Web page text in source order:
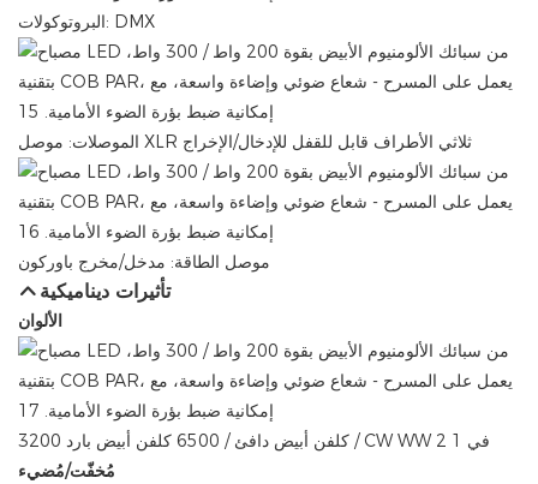
البروتوكولات: DMX
الموصلات: موصل XLR ثلاثي الأطراف قابل للقفل للإدخال/الإخراج
موصل الطاقة: مدخل/مخرج باوركون
تأثيرات ديناميكية
الألوان
3200 كلفن أبيض دافئ / 6500 كلفن أبيض بارد / CW WW 2 في 1
مُخفّت/مُضيء